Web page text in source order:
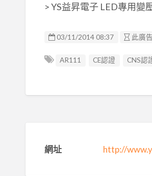
> YS益昇電子 LED專用變
03/11/2014 08:37 此廣
AR111 CE認證 CNS認
網址 http://